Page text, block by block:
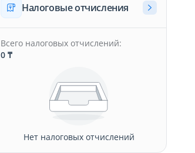
Налоговые отчисления
Всего налоговых отчислений:
0 ₸
Нет налоговых отчислений